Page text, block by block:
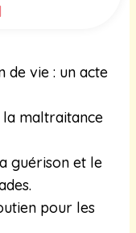
de vie : un acte
la maltraitance
guérison et le
pour les